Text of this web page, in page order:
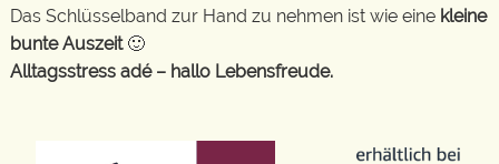
Das Schlüsselband zur Hand zu nehmen ist wie eine kleine
bunte Auszeit🙂
Alltagsstress adé – hallo Lebensfreude.